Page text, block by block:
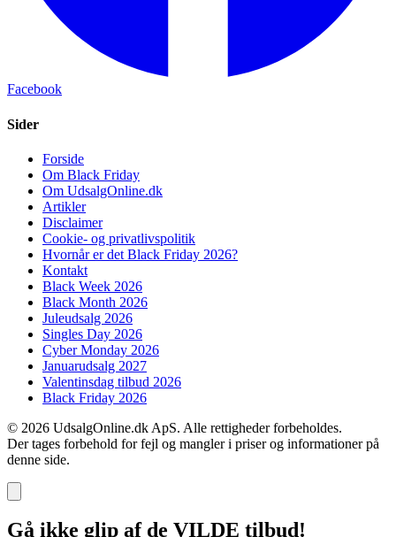
Facebook
Sider
Forside
Om Black Friday
Om UdsalgOnline.dk
Artikler
Disclaimer
Cookie- og privatlivspolitik
Hvornår er det Black Friday 2026?
Kontakt
Black Week 2026
Black Month 2026
Juleudsalg 2026
Singles Day 2026
Cyber Monday 2026
Januarudsalg 2027
Valentinsdag tilbud 2026
Black Friday 2026
© 2026 UdsalgOnline.dk ApS. Alle rettigheder forbeholdes.
Der tages forbehold for fejl og mangler i priser og informationer på
denne side.
Gå ikke glip af de VILDE tilbud!